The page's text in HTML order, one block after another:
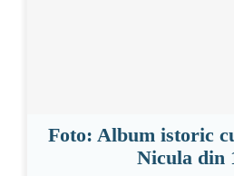
Foto: Album istoric
Nicula din